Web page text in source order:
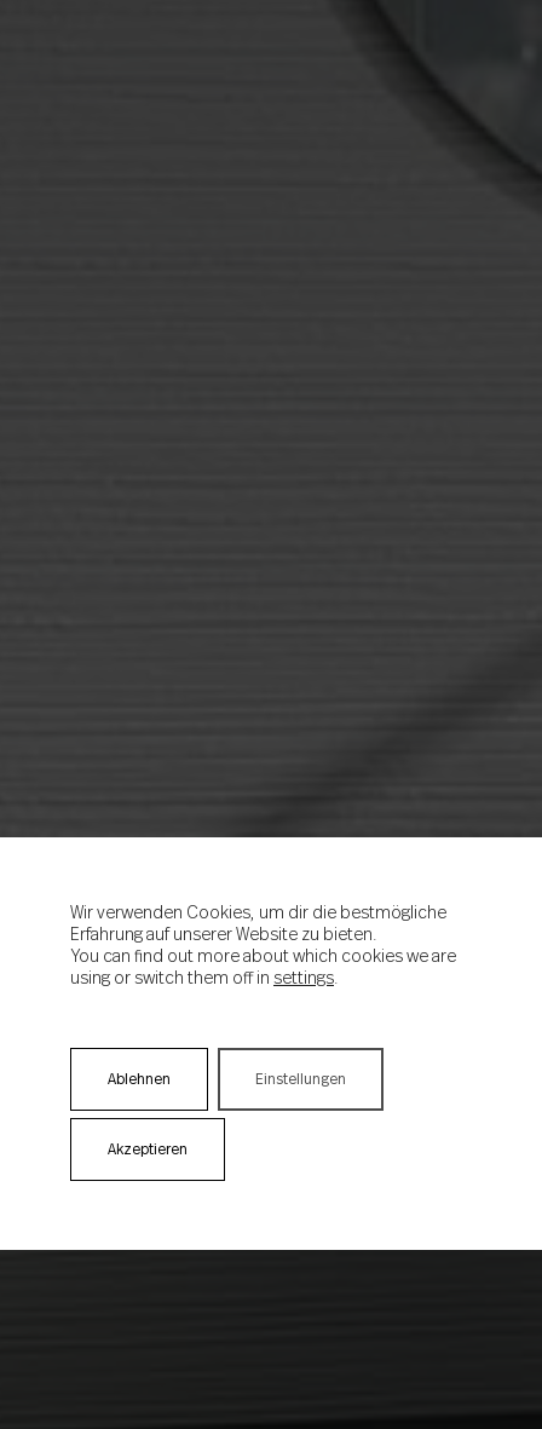
Wir verwenden Cookies, um dir die bestmögliche
Erfahrung auf unserer Website zu bieten.
You can find out more about which cookies we are
using or switch them off in settings
Akzeptieren
Ablehnen Einstellungen